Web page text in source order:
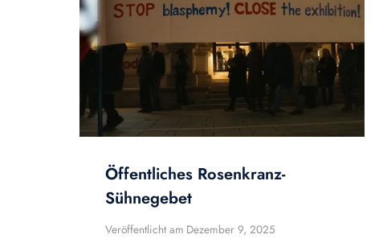
Öffentliches Rosenkranz-
Sühnegebet
Veröffentlicht am Dezember 9, 2025